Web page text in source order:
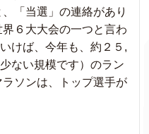
「当選」の連絡があり
６大大会の一つと言わ
けば、今年も、約２５,
ない規模です）のラン
ソンは、トップ選手が